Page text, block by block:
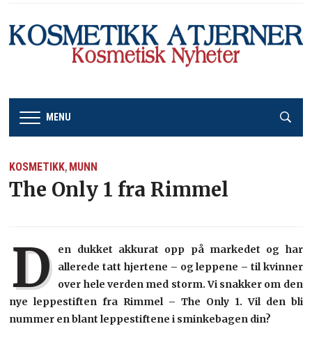
MENU
KOSMETIKK, MUNN
The Only 1 fra Rimmel
D en dukket akkurat opp på markedet og har
allerede tatt hjertene – og leppene – til kvinner
over hele verden med storm. Vi snakker om den
nye leppestiften fra Rimmel – The Only 1. Vil den bli
nummer en blant leppestiftene i sminkebagen din?